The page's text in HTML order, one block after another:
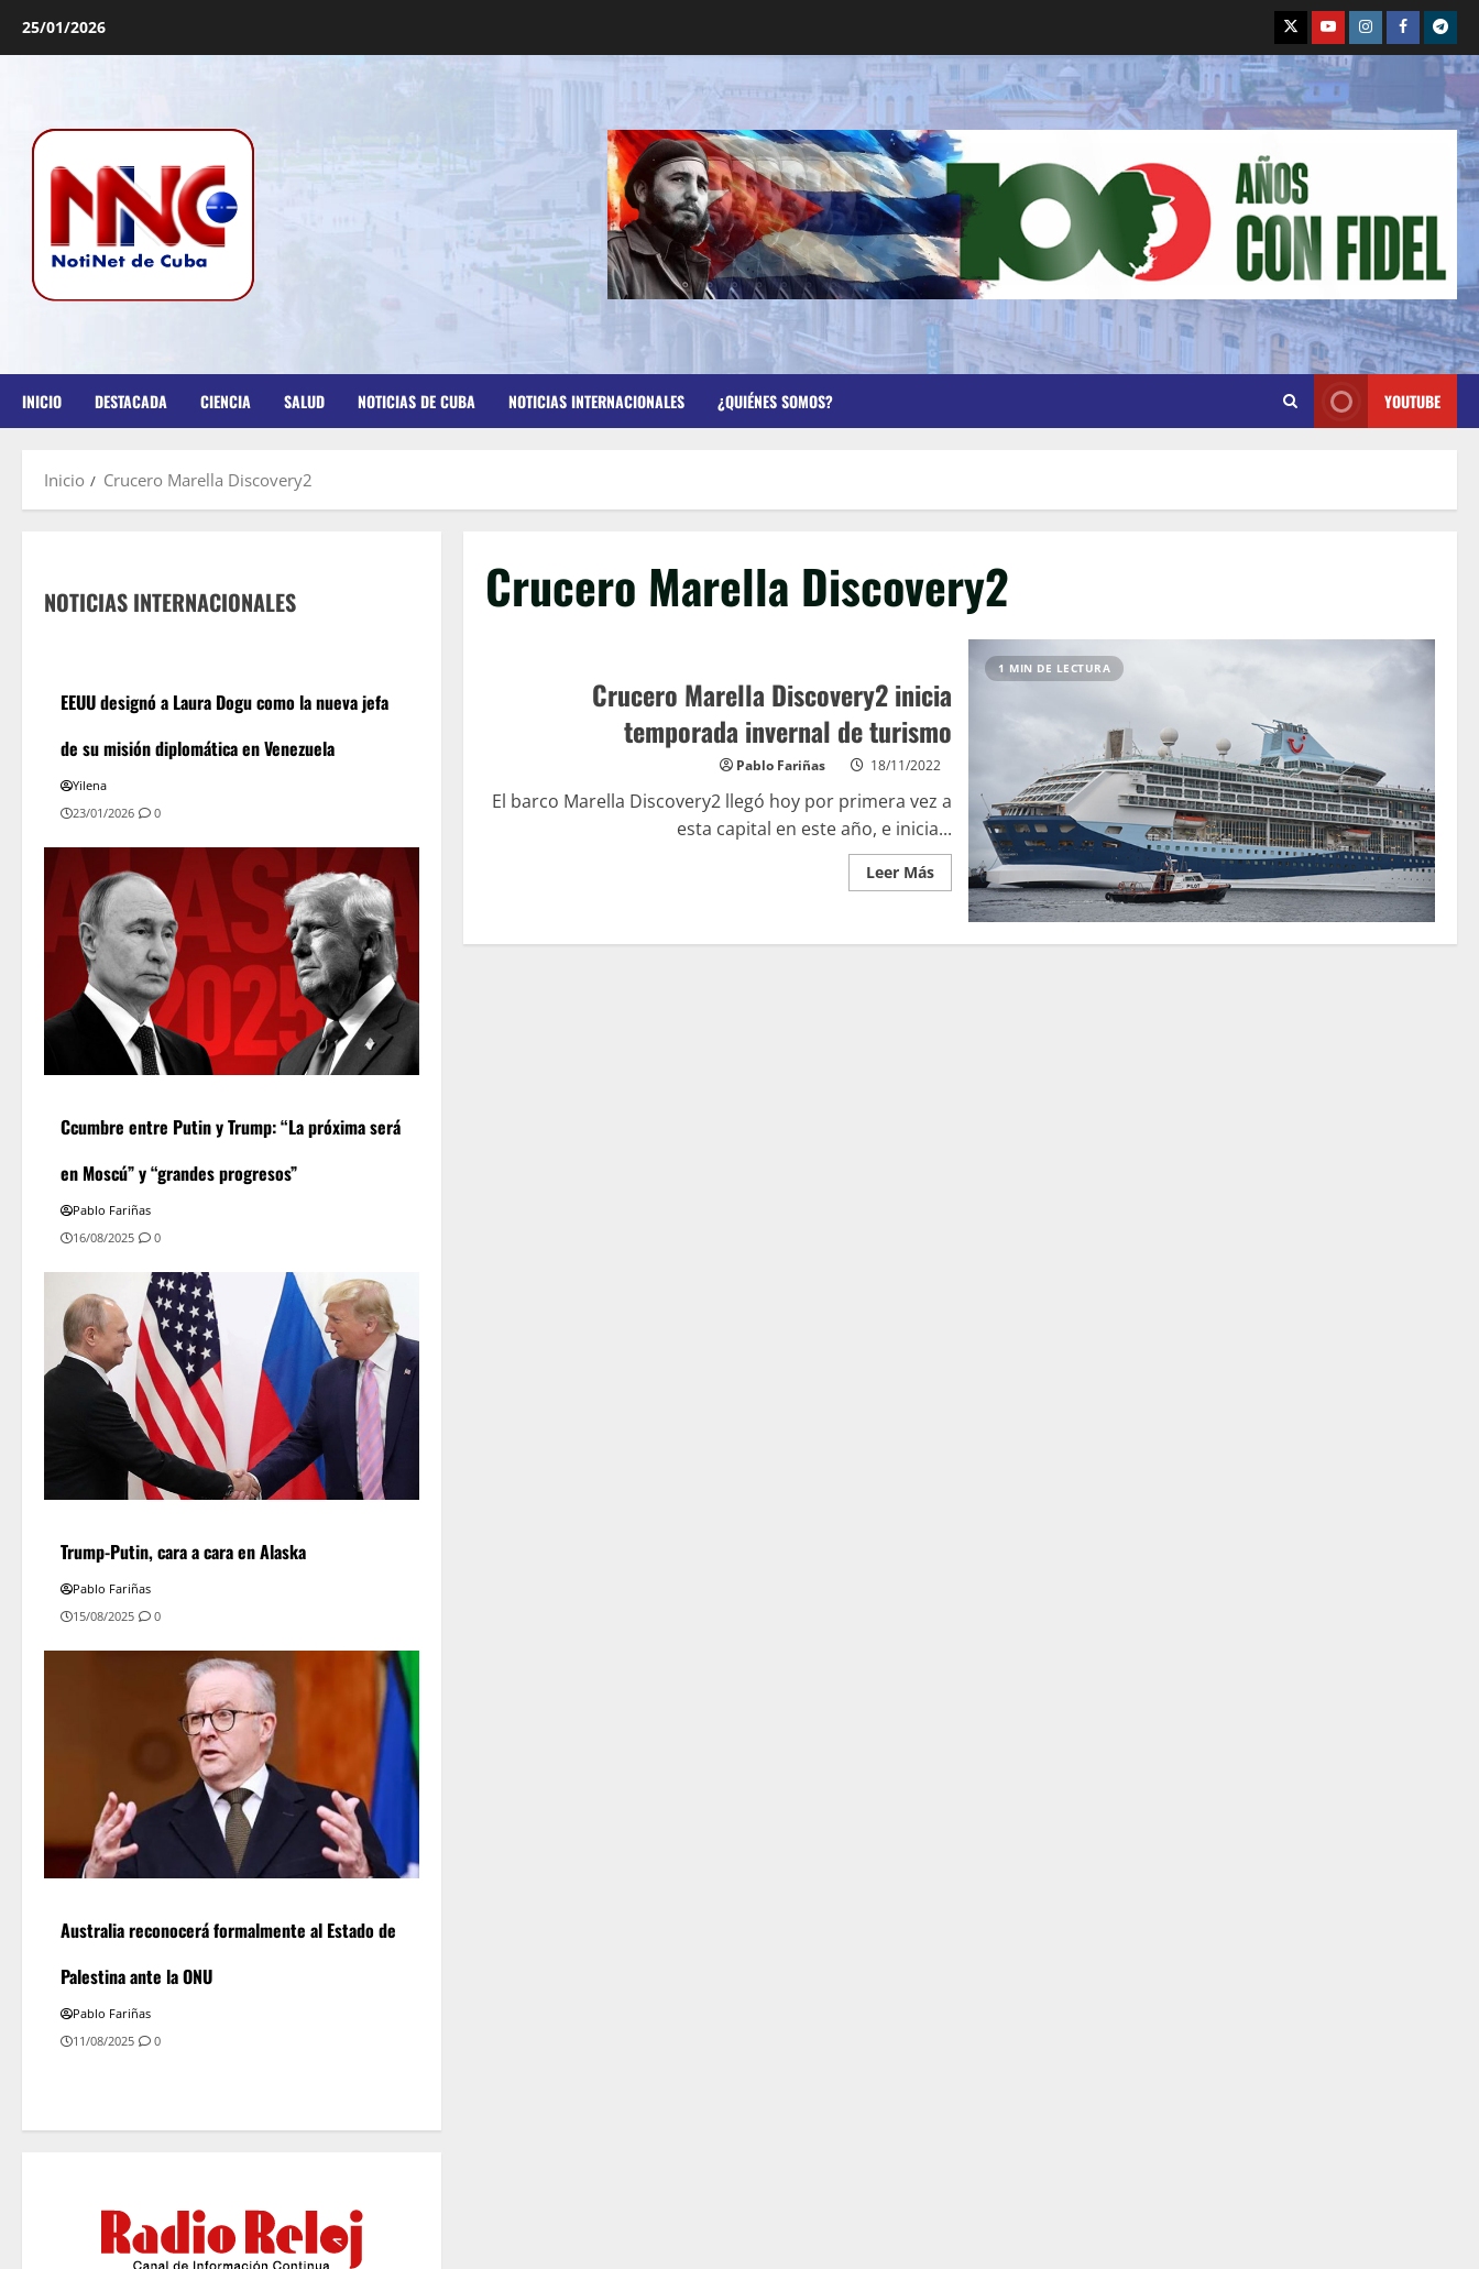
25/01/2026
INICIO DESTACADA CIENCIA SALUD NOTICIAS DE CUBA NOTICIAS INTERNACIONALES ¿QUIÉNES SOMOS? YOUTUBE
Inicio Crucero Marella Discovery2
Crucero Marella Discovery2
1 MIN DE LECTURA
Crucero Marella Discovery2 inicia
temporada invernal de turismo
Pablo Fariñas 18/11/2022
El barco Marella Discovery2 llegó hoy por primera vez a
esta capital en este año, e inicia...
Leer Más
NOTICIAS INTERNACIONALES
EEUU designó a Laura Dogu como la nueva jefa
de su misión diplomática en Venezuela
Yilena
23/01/2026
0
Ccumbre entre Putin y Trump: “La próxima será
en Moscú” y “grandes progresos”
Pablo Fariñas
16/08/2025
0
Trump-Putin, cara a cara en Alaska
Pablo Fariñas
15/08/2025
0
Australia reconocerá formalmente al Estado de
Palestina ante la ONU
Pablo Fariñas
11/08/2025
0